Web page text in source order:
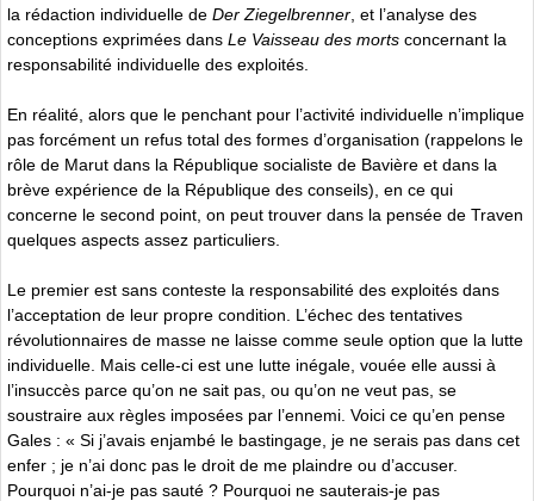
la rédaction individuelle de Der Ziegelbrenner , et l’analyse des
conceptions exprimées dans Le Vaisseau des morts concernant la
responsabilité individuelle des exploités.
En réalité, alors que le penchant pour l’activité individuelle n’implique
pas forcément un refus total des formes d’organisation (rappelons le
rôle de Marut dans la République socialiste de Bavière et dans la
brève expérience de la République des conseils), en ce qui
concerne le second point, on peut trouver dans la pensée de Traven
quelques aspects assez particuliers.
Le premier est sans conteste la responsabilité des exploités dans
l’acceptation de leur propre condition. L’échec des tentatives
révolutionnaires de masse ne laisse comme seule option que la lutte
individuelle. Mais celle-ci est une lutte inégale, vouée elle aussi à
l’insuccès parce qu’on ne sait pas, ou qu’on ne veut pas, se
soustraire aux règles imposées par l’ennemi. Voici ce qu’en pense
Gales : « Si j’avais enjambé le bastingage, je ne serais pas dans cet
enfer ; je n’ai donc pas le droit de me plaindre ou d’accuser.
Pourquoi n’ai-je pas sauté ? Pourquoi ne sauterais-je pas